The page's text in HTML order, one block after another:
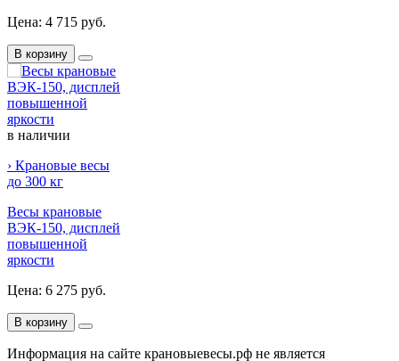
Цена: 4 715 руб.
В корзину
в наличии
› Крановые весы
до 300 кг
Весы крановые
ВЭК-150, дисплей
повышенной
яркости
Цена: 6 275 руб.
В корзину
Информация на сайте крановыевесы.рф не является